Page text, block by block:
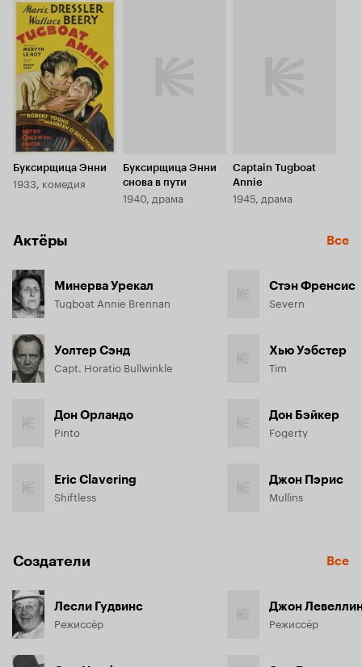
Буксирщица Энни
1933, комедия
Буксирщица Энни
снова в пути
1940, драма
Captain Tugboat
Annie
1945, драма
Актёры Все
Минерва Урекал
Tugboat Annie Brennan
Уолтер Сэнд
Capt. Horatio Bullwinkle
Дон Орландо
Pinto
Eric Clavering
Shiftless
Стэн Френсис
Severn
Хью Уэбстер
Tim
Дон Бэйкер
Fogerty
Джон Пэрис
Mullins
Создатели Все
Лесли Гудвинс
Режиссёр
Джон
Режиссёр